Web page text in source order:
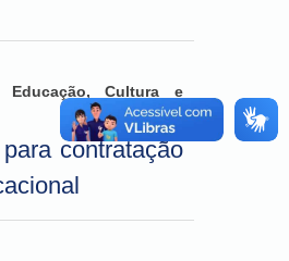
Educação, Cultura e
contratação